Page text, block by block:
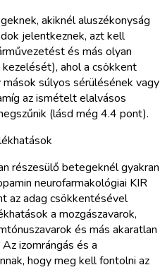
akiknél aluszékonyság
jelentkeznek, azt kell
és más olyan
ahol a csökkent
súlyos sérülésének vagy
az ismételt elalvásos
(lásd még 4.4 pont).
részesülő betegeknél gyakran
neurofarmakológiai KIR
az adag csökkentésével
a mozgászavarok,
és más akaratlan
izomrángás és a
hogy meg kell fontolni az